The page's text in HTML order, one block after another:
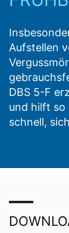
Aufstellen
DBS 5-F
und hilft so
schnell,